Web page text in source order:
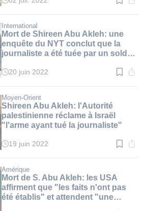
Temps
:
2
min.
International
Mort de Shireen Abu Akleh: une
enquête du NYT conclut que la
journaliste a été tuée par un soldat
Temps
:
2
min.
20 juin 2022
Moyen-Orient
Shireen Abu Akleh: l'Autorité
palestinienne réclame à Israël
"l'arme ayant tué la journaliste"
Temps
:
3
min.
19 juin 2022
Amérique
Mort de S. Abu Akleh: les USA
affirment que "les faits n'ont pas
été établis" et attendent "une